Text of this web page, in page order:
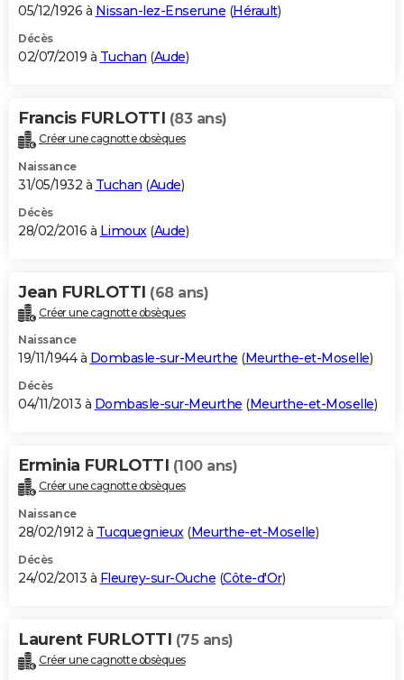
05/12/1926 à Nissan-lez-Enserune (Hérault)
Décès
02/07/2019 à Tuchan (Aude)
Francis FURLOTTI (83 ans)
Créer une cagnotte obsèques
Naissance
31/05/1932 à Tuchan (Aude)
Décès
28/02/2016 à Limoux (Aude)
Jean FURLOTTI (68 ans)
Créer une cagnotte obsèques
Naissance
19/11/1944 à Dombasle-sur-Meurthe (Meurthe-et-Moselle)
Décès
04/11/2013 à Dombasle-sur-Meurthe (Meurthe-et-Moselle)
Erminia FURLOTTI (100 ans)
Créer une cagnotte obsèques
Naissance
28/02/1912 à Tucquegnieux(Meurthe-et-Moselle)
Décès
24/02/2013 à Fleurey-sur-Ouche (Côte-d'Or)
Laurent FURLOTTI (75 ans)
Créer une cagnotte obsèques